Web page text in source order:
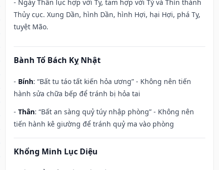
- Ngày Thân lục hợp với Tỵ, tam hợp với Tý và Thìn thành
Thủy cục. Xung Dần, hình Dần, hình Hợi, hại Hợi, phá Tỵ,
tuyệt Mão.
Bành Tổ Bách Kỵ Nhật
- Bính: “Bất tu táo tất kiến hỏa ương” - Không nên tiến
hành sửa chữa bếp để tránh bị hỏa tai
- Thân: “Bất an sàng quỷ túy nhập phòng” - Không nên
tiến hành kê giường để tránh quỷ ma vào phòng
Khổng Minh Lục Diệu